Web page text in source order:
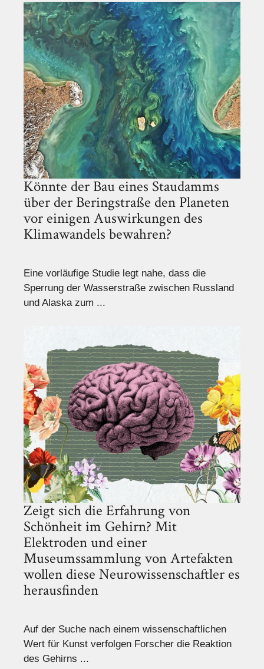
Könnte der Bau eines Staudamms
über der Beringstraße den Planeten
vor einigen Auswirkungen des
Klimawandels bewahren?
Eine vorläufige Studie legt nahe, dass die
Sperrung der Wasserstraße zwischen Russland
und Alaska zum ...
Zeigt sich die Erfahrung von
Schönheit im Gehirn? Mit
Elektroden und einer
Museumssammlung von Artefakten
wollen diese Neurowissenschaftler es
herausfinden
Auf der Suche nach einem wissenschaftlichen
Wert für Kunst verfolgen Forscher die Reaktion
des Gehirns ...